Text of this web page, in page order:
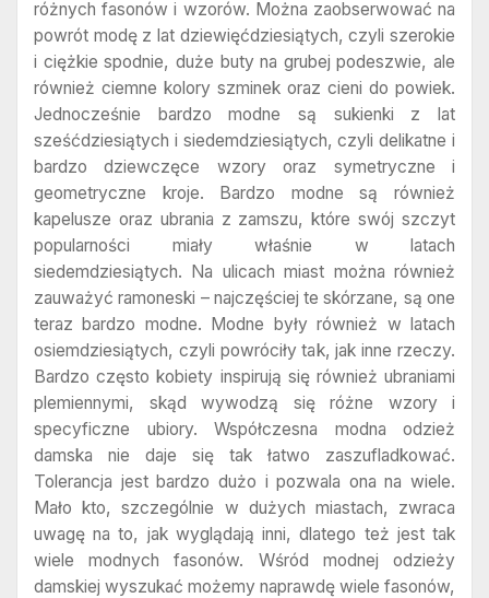
różnych fasonów i wzorów. Można zaobserwować na
powrót modę z lat dziewięćdziesiątych, czyli szerokie
i ciężkie spodnie, duże buty na grubej podeszwie, ale
również ciemne kolory szminek oraz cieni do powiek.
Jednocześnie bardzo modne są sukienki z lat
sześćdziesiątych i siedemdziesiątych, czyli delikatne i
bardzo dziewczęce wzory oraz symetryczne i
geometryczne kroje. Bardzo modne są również
kapelusze oraz ubrania z zamszu, które swój szczyt
popularności miały właśnie w latach
siedemdziesiątych. Na ulicach miast można również
zauważyć ramoneski – najczęściej te skórzane, są one
teraz bardzo modne. Modne były również w latach
osiemdziesiątych, czyli powróciły tak, jak inne rzeczy.
Bardzo często kobiety inspirują się również ubraniami
plemiennymi, skąd wywodzą się różne wzory i
specyficzne ubiory. Współczesna modna odzież
damska nie daje się tak łatwo zaszufladkować.
Tolerancja jest bardzo dużo i pozwala ona na wiele.
Mało kto, szczególnie w dużych miastach, zwraca
uwagę na to, jak wyglądają inni, dlatego też jest tak
wiele modnych fasonów. Wśród modnej odzieży
damskiej wyszukać możemy naprawdę wiele fasonów,